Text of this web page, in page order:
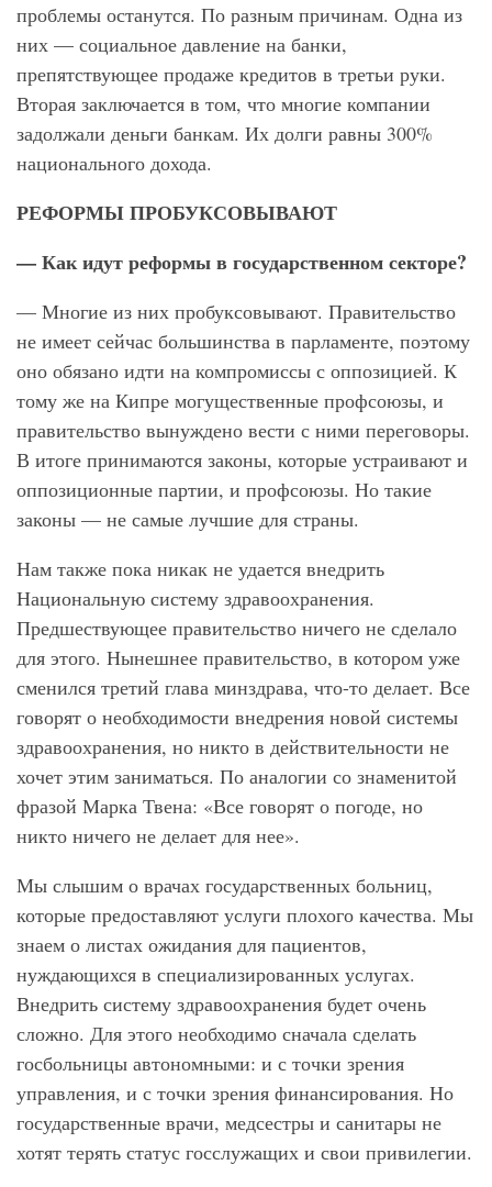
проблемы останутся. По разным причинам. Одна из
них — социальное давление на банки,
препятствующее продаже кредитов в третьи руки.
Вторая заключается в том, что многие компании
задолжали деньги банкам. Их долги равны 300%
национального дохода.
РЕФОРМЫ ПРОБУКСОВЫВАЮТ
— Как идут реформы в государственном секторе?
— Многие из них пробуксовывают. Правительство
не имеет сейчас большинства в парламенте, поэтому
оно обязано идти на компромиссы с оппозицией. К
тому же на Кипре могущественные профсоюзы, и
правительство вынуждено вести с ними переговоры.
В итоге принимаются законы, которые устраивают и
оппозиционные партии, и профсоюзы. Но такие
законы — не самые лучшие для страны.
Нам также пока никак не удается внедрить
Национальную систему здравоохранения.
Предшествующее правительство ничего не сделало
для этого. Нынешнее правительство, в котором уже
сменился третий глава минздрава, что-то делает. Все
говорят о необходимости внедрения новой системы
здравоохранения, но никто в действительности не
хочет этим заниматься. По аналогии со знаменитой
фразой Марка Твена: «Все говорят о погоде, но
никто ничего не делает для нее».
Мы слышим о врачах государственных больниц,
которые предоставляют услуги плохого качества. Мы
знаем о листах ожидания для пациентов,
нуждающихся в специализированных услугах.
Внедрить систему здравоохранения будет очень
сложно. Для этого необходимо сначала сделать
госбольницы автономными: и с точки зрения
управления, и с точки зрения финансирования. Но
государственные врачи, медсестры и санитары не
хотят терять статус госслужащих и свои привилегии.